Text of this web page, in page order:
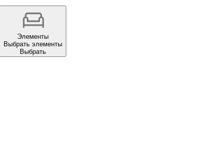
Элементы
Выбрать элементы
Выбрать